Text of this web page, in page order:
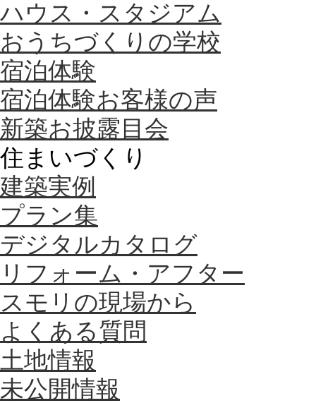
ハウス・スタジアム
おうちづくりの学校
宿泊体験
宿泊体験お客様の声
新築お披露目会
住まいづくり
建築実例
プラン集
デジタルカタログ
リフォーム・アフター
スモリの現場から
よくある質問
土地情報
未公開情報